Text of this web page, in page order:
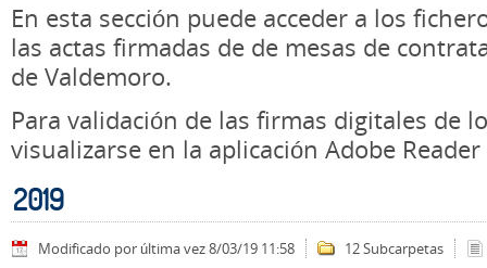
En esta sección puede acceder a los
las actas firmadas de de mesas de
de Valdemoro.
Para validación de las firmas digitales de
visualizarse en la aplicación Adobe Reader
2019
Modificado por última vez 8/03/19 11:58 12 Subcarpetas